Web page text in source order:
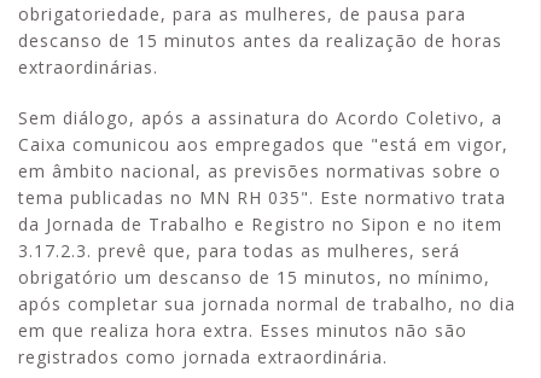
obrigatoriedade, para as mulheres, de pausa para
descanso de 15 minutos antes da realização de horas
extraordinárias.
Sem diálogo, após a assinatura do Acordo Coletivo, a
Caixa comunicou aos empregados que "está em vigor,
em âmbito nacional, as previsões normativas sobre o
tema publicadas no MN RH 035". Este normativo trata
da Jornada de Trabalho e Registro no Sipon e no item
3.17.2.3. prevê que, para todas as mulheres, será
obrigatório um descanso de 15 minutos, no mínimo,
após completar sua jornada normal de trabalho, no dia
em que realiza hora extra. Esses minutos não são
registrados como jornada extraordinária.